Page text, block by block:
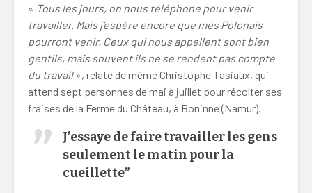
« Tous les jours, on nous téléphone pour venir
travailler. Mais j’espère encore que mes Polonais
pourront venir. Ceux qui nous appellent sont bien
gentils, mais souvent ils ne se rendent pas compte
du travail », relate de même Christophe Tasiaux, qui
attend sept personnes de mai à juillet pour récolter ses
fraises de la Ferme du Château, à Boninne (Namur).
J’essaye de faire travailler les gens
seulement le matin pour la
cueillette”